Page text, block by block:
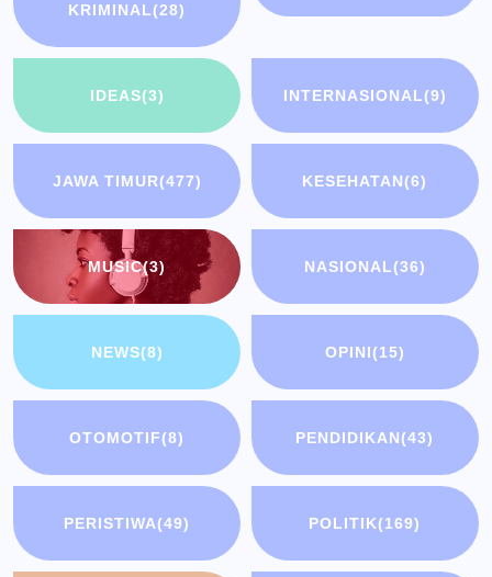
KRIMINAL(28)
IDEAS(3) INTERNASIONAL(9)
JAWA TIMUR(477) KESEHATAN(6)
MUSIC(3) NASIONAL(36)
NEWS(8) OPINI(15)
OTOMOTIF(8) PENDIDIKAN(43)
PERISTIWA(49) POLITIK(169)